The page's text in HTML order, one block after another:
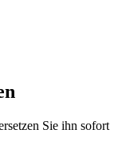
Sie ihn sofort